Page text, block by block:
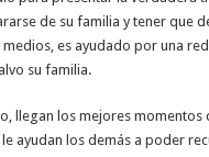
de su familia y tener que
es ayudado por una
su familia.
llegan los mejores momentos
ayudan los demás a poder